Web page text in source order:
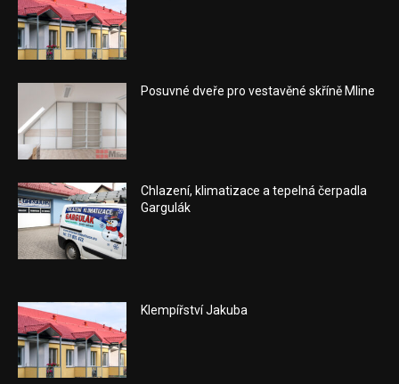
Posuvné dveře pro vestavěné skříně Mline
Chlazení, klimatizace a tepelná čerpadla
Gargulák
Klempířství Jakuba